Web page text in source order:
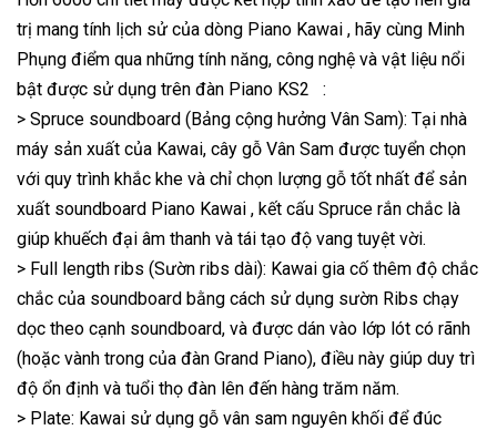
trị mang tính lịch sử của dòng Piano Kawai , hãy cùng Minh
Phụng điểm qua những tính năng, công nghệ và vật liệu nổi
bật được sử dụng trên đàn Piano KS2 :
> Spruce soundboard (Bảng cộng hưởng Vân Sam): Tại nhà
máy sản xuất của Kawai, cây gỗ Vân Sam được tuyển chọn
với quy trình khắc khe và chỉ chọn lượng gỗ tốt nhất để sản
xuất soundboard Piano Kawai , kết cấu Spruce rắn chắc là
giúp khuếch đại âm thanh và tái tạo độ vang tuyệt vời.
> Full length ribs (Sườn ribs dài): Kawai gia cố thêm độ chắc
chắc của soundboard bằng cách sử dụng sườn Ribs chạy
dọc theo cạnh soundboard, và được dán vào lớp lót có rãnh
(hoặc vành trong của đàn Grand Piano), điều này giúp duy trì
độ ổn định và tuổi thọ đàn lên đến hàng trăm năm.
> Plate: Kawai sử dụng gỗ vân sam nguyên khối để đúc